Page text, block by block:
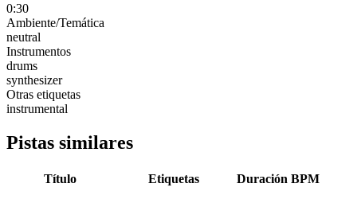
0:30
Ambiente/Temática
neutral
Instrumentos
drums
synthesizer
Otras etiquetas
instrumental
Pistas similares
Título Etiquetas Duración BPM